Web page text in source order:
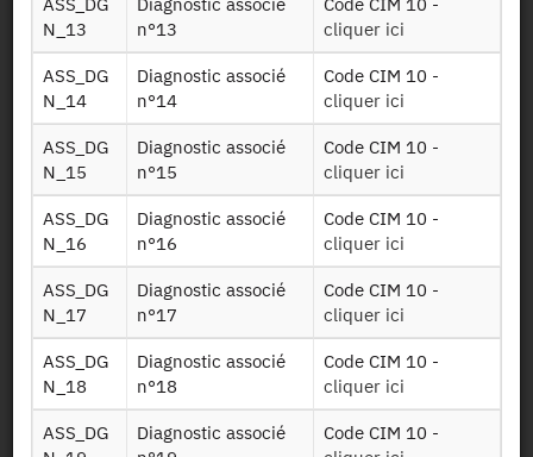
Disp med f
dm2300
médicaux: les
prothèses
Disp med f
dm3170
Table sur les
médicaux: DMI,
implants et
tissulaires
d'origine
Valo had sseq
2016 f
Tables sur les
hospitalisations à
domicile (HAD)
de 2012 à 2016
N_13
n°13
cliquer ici
ASS_DG
N_14
Diagnostic associé
n°14
Code CIM 10 -
cliquer ici
ASS_DG
N_15
Diagnostic associé
n°15
Code CIM 10 -
cliquer ici
ASS_DG
N_16
Diagnostic associé
n°16
Code CIM 10 -
cliquer ici
ASS_DG
N_17
Diagnostic associé
n°17
Code CIM 10 -
cliquer ici
ASS_DG
N_18
Diagnostic associé
n°18
Code CIM 10 -
cliquer ici
ASS_DG
Diagnostic associé
Code CIM 10 -